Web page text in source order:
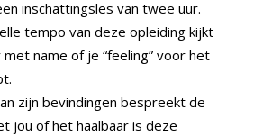
inschattingsles van twee uur.
tempo van deze opleiding kijkt
name of je “feeling” voor het
zijn bevindingen bespreekt de
jou of het haalbaar is deze